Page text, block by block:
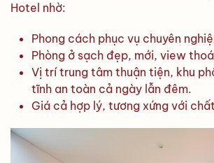
Hotel nhờ:
Phong cách phục vụ chuyên
Phòng ở sạch đẹp, mới, view
Vị trí trung tâm thuận tiện, khu
tĩnh an toàn cả ngày lẫn đêm.
Giá cả hợp lý, tương xứng với